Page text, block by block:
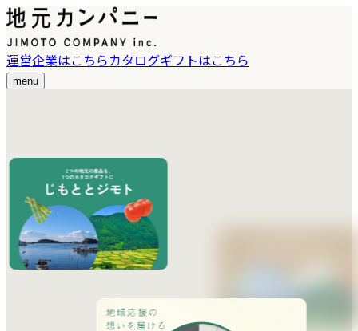
運営企業はこちらカタログギフトはこちら
menu